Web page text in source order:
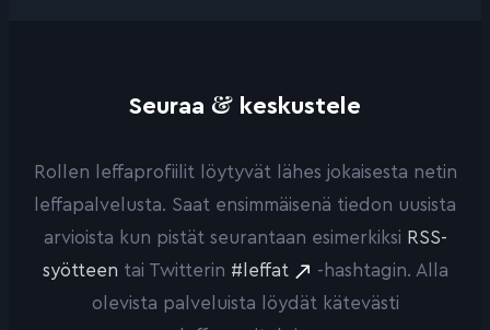
Seuraa & keskustele
Rollen leffaprofiilit löytyvät lähes jokaisesta netin
leffapalvelusta. Saat ensimmäisenä tiedon uusista
arvioista kun pistät seurantaan esimerkiksi RSS-
syötteen tai Twitterin #leffat
-hashtagin. Alla
olevista palveluista löydät kätevästi